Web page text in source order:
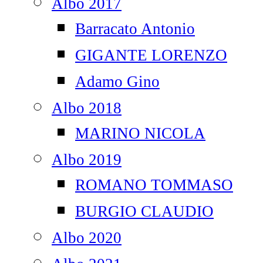
Albo 2017
Barracato Antonio
GIGANTE LORENZO
Adamo Gino
Albo 2018
MARINO NICOLA
Albo 2019
ROMANO TOMMASO
BURGIO CLAUDIO
Albo 2020